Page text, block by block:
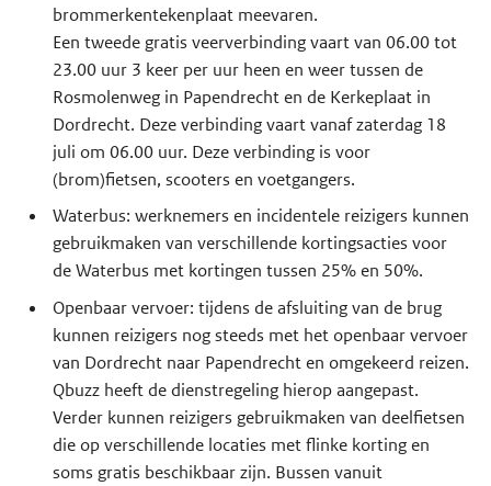
brommerkentekenplaat meevaren.
Een tweede gratis veerverbinding vaart van 06.00 tot
23.00 uur 3 keer per uur heen en weer tussen de
Rosmolenweg in Papendrecht en de Kerkeplaat in
Dordrecht. Deze verbinding vaart vanaf zaterdag 18
juli om 06.00 uur. Deze verbinding is voor
(brom)fietsen, scooters en voetgangers.
Waterbus: werknemers en incidentele reizigers kunnen
gebruikmaken van verschillende kortingsacties voor
de Waterbus met kortingen tussen 25% en 50%.
Openbaar vervoer: tijdens de afsluiting van de brug
kunnen reizigers nog steeds met het openbaar vervoer
van Dordrecht naar Papendrecht en omgekeerd reizen.
Qbuzz heeft de dienstregeling hierop aangepast.
Verder kunnen reizigers gebruikmaken van deelfietsen
die op verschillende locaties met flinke korting en
soms gratis beschikbaar zijn. Bussen vanuit